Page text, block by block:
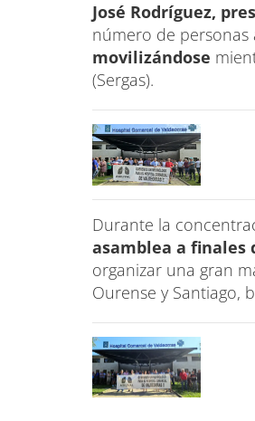
José Rodríguez,
número de personas
movilizándose
(Sergas).
Durante la
asamblea a finales
organizar una gran
Ourense y Santiago,